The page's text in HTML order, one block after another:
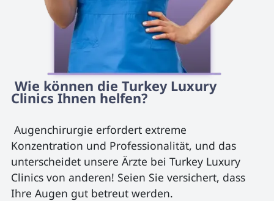
Clinics Ihnen helfen?
Konzentration und Professionalität, und das
unterscheidet unsere Ärzte bei Turkey Luxury
Clinics von anderen! Seien Sie versichert, dass
Ihre Augen gut betreut werden.